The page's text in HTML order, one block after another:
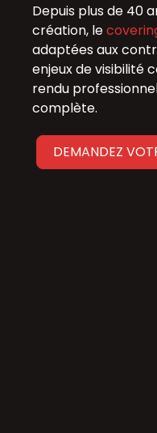
Depuis plus de 40
création, le
adaptées aux
enjeux de visibilité
rendu
complète.
DEMANDEZ